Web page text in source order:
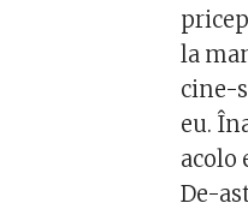
la
cine-
eu.
acolo
De-